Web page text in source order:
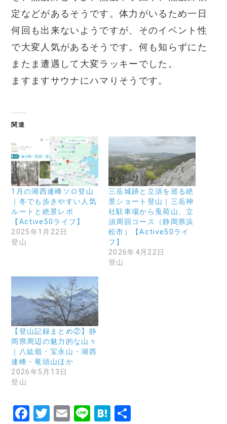
定などがあるそうです。体力がいるため一日
何回も出来ないようですが、そのイベント性
で大変人気があるそうです。何も知らずにた
またま遭遇して大変ラッキーでした。
ますますサウナにハマりそうです。
関連
1月の湖西連峰ソロ登山
｜冬でも歩きやすい人気
ルートと絶景レポ
【Active50ライフ】
2025年1月22日
登山
三岳城跡と立須を巡る絶
景ショート登山｜三岳神
社駐車場から兎荷山、立
須周回コース（静岡県浜
松市）【Active50ライ
フ】
2026年4月22日
登山
【登山記録まとめ②】静
岡県周辺の魅力的な山々
｜八紘嶺・宝永山・湖西
連峰・竜頭山ほか
2026年5月13日
登山
F
T
E
Li H